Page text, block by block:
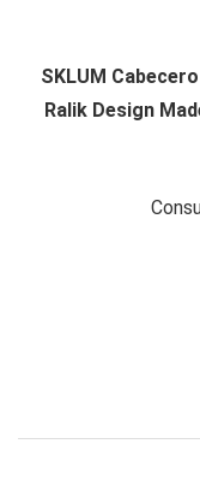
SKLUM
Ralik Design